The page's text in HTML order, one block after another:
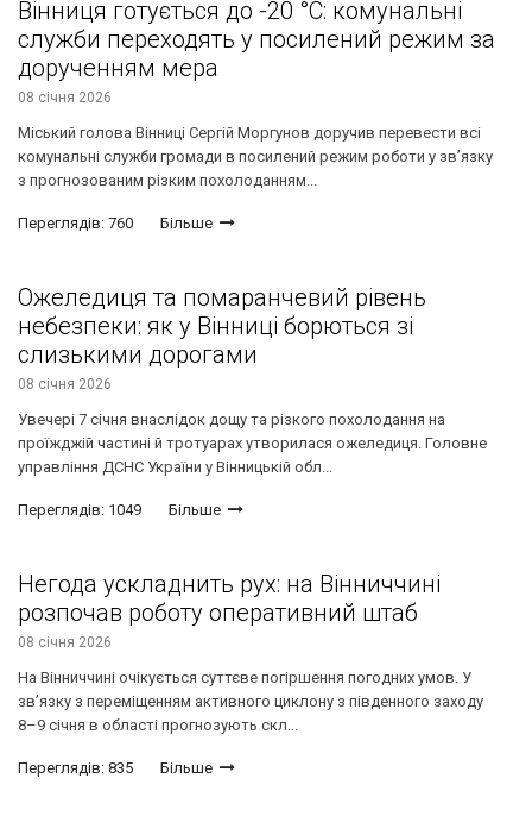
Вінниця готується до -20 °C: комунальні
служби переходять у посилений режим за
дорученням мера
08 січня 2026
Міський голова Вінниці Сергій Моргунов доручив перевести всі
комунальні служби громади в посилений режим роботи у зв’язку
з прогнозованим різким похолоданням...
Переглядів: 760 Більше
Ожеледиця та помаранчевий рівень
небезпеки: як у Вінниці борються зі
слизькими дорогами
08 січня 2026
Увечері 7 січня внаслідок дощу та різкого похолодання на
проїжджій частині й тротуарах утворилася ожеледиця. Головне
управління ДСНС України у Вінницькій обл...
Переглядів: 1049 Більше
Негода ускладнить рух: на Вінниччині
розпочав роботу оперативний штаб
08 січня 2026
На Вінниччині очікується суттєве погіршення погодних умов. У
зв’язку з переміщенням активного циклону з південного заходу
8–9 січня в області прогнозують скл...
Переглядів: 835 Більше